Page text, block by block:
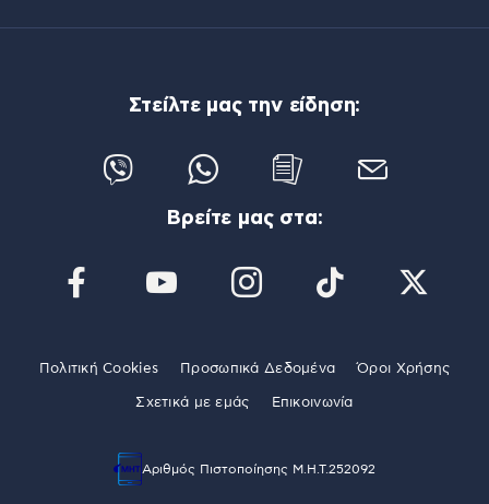
Στείλτε μας την είδηση:
Βρείτε μας στα:
Πολιτική Cookies Προσωπικά Δεδομένα Όροι Χρήσης
Σχετικά με εμάς Επικοινωνία
Αριθμός Πιστοποίησης Μ.Η.Τ.252092